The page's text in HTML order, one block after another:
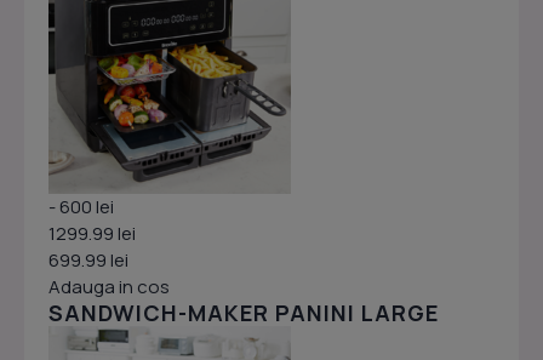
- 600 lei
1299.99 lei
699.99 lei
Adauga in cos
SANDWICH-MAKER PANINI LARGE